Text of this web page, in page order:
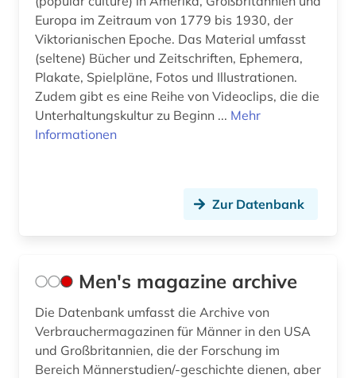
Europa im Zeitraum von 1779 bis 1930, der
Viktorianischen Epoche. Das Material umfasst
(seltene) Bücher und Zeitschriften, Ephemera,
Plakate, Spielpläne, Fotos und Illustrationen.
Zudem gibt es eine Reihe von Videoclips, die die
Unterhaltungskultur zu Beginn ... Mehr
Informationen
Zur Datenbank
Men's magazine archive
Die Datenbank umfasst die Archive von
Verbrauchermagazinen für Männer in den USA
und Großbritannien, die der Forschung im
Bereich Männerstudien/-geschichte dienen, aber